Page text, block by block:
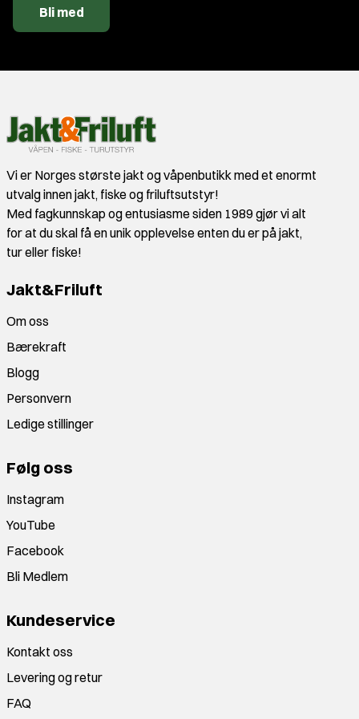
Bli med
Vi er Norges største jakt og våpenbutikk med et enormt
utvalg innen jakt, fiske og friluftsutstyr!
Med fagkunnskap og entusiasme siden 1989 gjør vi alt
for at du skal få en unik opplevelse enten du er på jakt,
tur eller fiske!
Jakt&Friluft
Om oss
Bærekraft
Blogg
Personvern
Ledige stillinger
Følg oss
Instagram
YouTube
Facebook
Bli Medlem
Kundeservice
Kontakt oss
Levering og retur
FAQ